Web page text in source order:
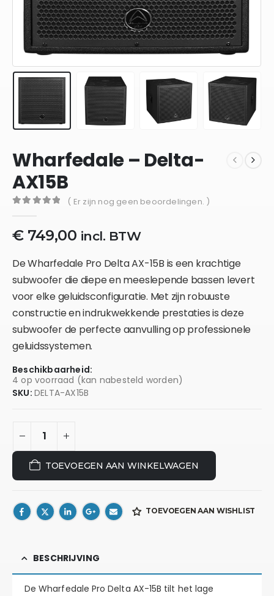
Wharfedale – Delta-
AX15B
( Er zijn nog geen beoordelingen. )
€749,00 incl. BTW
De Wharfedale Pro Delta AX-15B is een krachtige
subwoofer die diepe en meeslepende bassen levert
voor elke geluidsconfiguratie. Met zijn robuuste
constructie en indrukwekkende prestaties is deze
subwoofer de perfecte aanvulling op professionele
geluidssystemen.
Beschikbaarheid:
4 op voorraad (kan nabesteld worden)
SKU: DELTA-AX15B
TOEVOEGEN AAN WINKELWAGEN
TOEVOEGEN AAN WISHLIST
BESCHRIJVING
De Wharfedale Pro Delta AX-15B tilt het lage